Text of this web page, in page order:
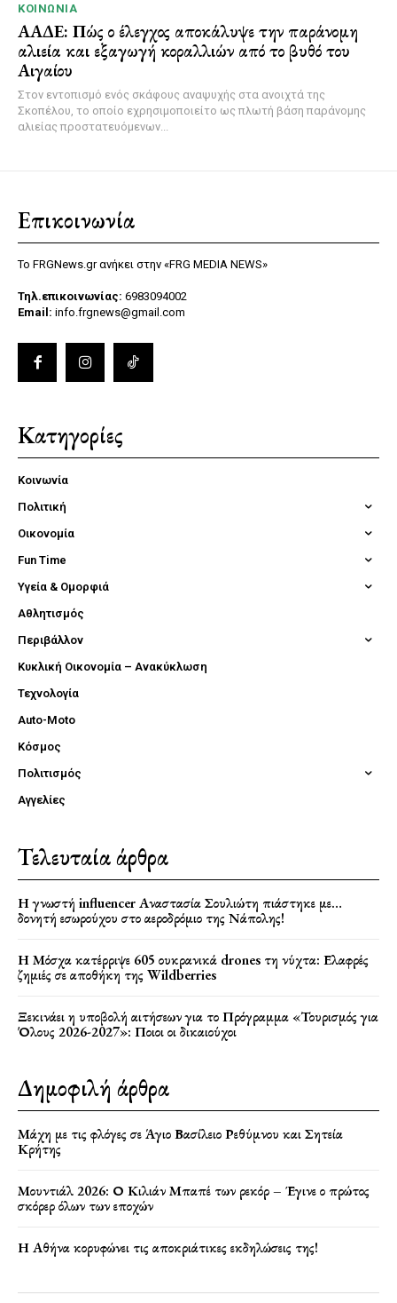
ΚΟΙΝΩΝΊΑ
ΑΑΔΕ: Πώς ο έλεγχος αποκάλυψε την παράνομη
αλιεία και εξαγωγή κοραλλιών από το βυθό του
Αιγαίου
Στον εντοπισμό ενός σκάφους αναψυχής στα ανοιχτά της
Σκοπέλου, το οποίο εχρησιμοποιείτο ως πλωτή βάση παράνομης
αλιείας προστατευόμενων...
Επικοινωνία
Το FRGNews.gr ανήκει στην «FRG MEDIA NEWS»
Τηλ.επικοινωνίας: 6983094002
Email: info.frgnews@gmail.com
Κατηγορίες
Κοινωνία
Πολιτική
Οικονομία
Fun Time
Υγεία & Ομορφιά
Αθλητισμός
Περιβάλλον
Κυκλική Οικονομία – Ανακύκλωση
Τεχνολογία
Auto-Moto
Κόσμος
Πολιτισμός
Αγγελίες
Τελευταία άρθρα
Η γνωστή influencer Αναστασία Σουλιώτη πιάστηκε με…
δονητή εσωρούχου στο αεροδρόμιο της Νάπολης!
Η Μόσχα κατέρριψε 605 ουκρανικά drones τη νύχτα: Ελαφρές
ζημιές σε αποθήκη της Wildberries
Ξεκινάει η υποβολή αιτήσεων για το Πρόγραμμα «Τουρισμός για
Όλους 2026-2027»: Ποιοι οι δικαιούχοι
Δημοφιλή άρθρα
Μάχη με τις φλόγες σε Άγιο Βασίλειο Ρεθύμνου και Σητεία
Κρήτης
Μουντιάλ 2026: Ο Κιλιάν Μπαπέ των ρεκόρ – Έγινε ο πρώτος
σκόρερ όλων των εποχών
Η Αθήνα κορυφώνει τις αποκριάτικες εκδηλώσεις της!